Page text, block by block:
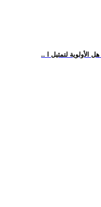
الأولوية لتمثيل ا